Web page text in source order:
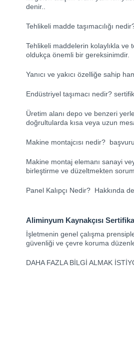
denir..
Tehlikeli madde taşımacılığı
Tehlikeli maddelerin kolaylıkla ve
oldukça önemli bir gereksinimdir.
Yanıcı ve yakıcı özelliğe sahip
Endüstriyel taşımacı nedir?
Üretim alanı depo ve benzeri
doğrultularda kısa veya uzun
Makine montajcısı nedir?
Makine montaj elemanı sanayi
birleştirme ve düzeltmekten
Panel Kalıpçı Nedir? Hakkında
Aliminyum Kaynakçısı
İşletmenin genel çalışma
güvenliği ve çevre koruma
DAHA FAZLA BİLGİ ALMAK